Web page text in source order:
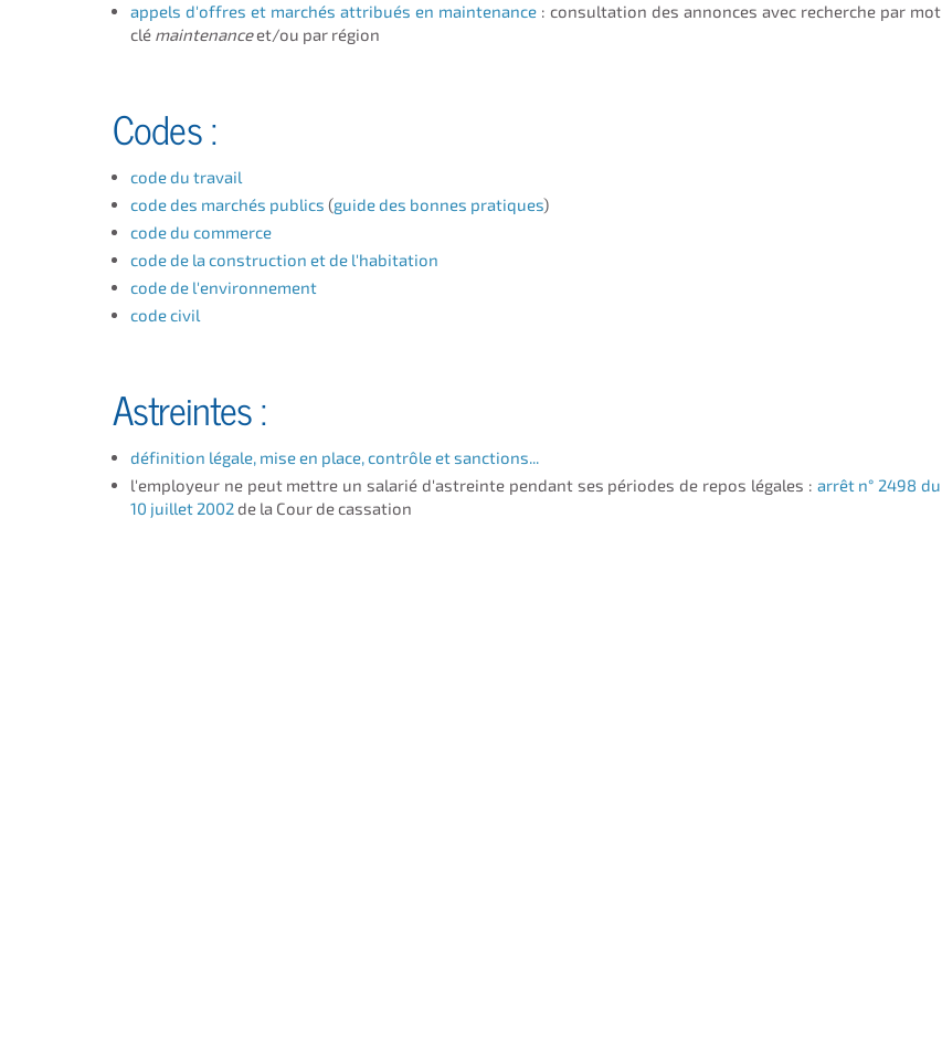
appels d'offres et marchés attribués en maintenance : consultation des annonces avec recherche par mot
clé maintenanceet/ou par région
Codes :
code du travail
code des marchés publics (guide des bonnes pratiques)
code du commerce
code de la construction et de l'habitation
code de l'environnement
code civil
Astreintes:
définition légale, mise en place, contrôle et sanctions...
l'employeur ne peut mettre un salarié d'astreinte pendant ses périodes de repos légales : arrêt n° 2498 du
10 juillet 2002de la Cour de cassation